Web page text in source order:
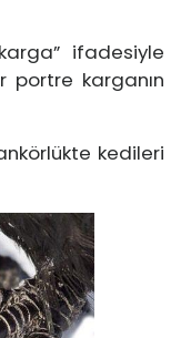
ifadesiyle
portre karganın
kedileri